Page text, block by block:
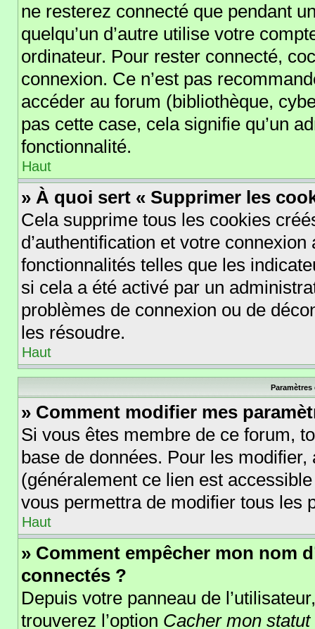
ne resterez connecté que pendant
quelqu’un d’autre utilise votre
ordinateur. Pour rester connecté,
connexion. Ce n’est pas
accéder au forum (bibliothèque,
pas cette case, cela signifie qu’un
fonctionnalité.
Haut
» À quoi sert « Supprimer les
Cela supprime tous les cookies
d’authentification et votre
fonctionnalités telles que les
si cela a été activé par un
problèmes de connexion ou de
les résoudre.
Haut
Paramètres
» Comment modifier mes
Si vous êtes membre de ce forum,
base de données. Pour les
(généralement ce lien est
vous permettra de modifier tous les
Haut
» Comment empêcher mon nom
connectés ?
Depuis votre panneau de
trouverez l’option Cacher mon